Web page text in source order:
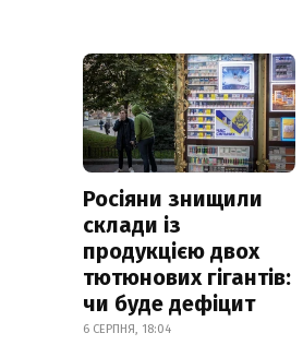
Росіяни знищили
склади із
продукцією двох
тютюнових гігантів:
чи буде дефіцит
6 СЕРПНЯ, 18:04